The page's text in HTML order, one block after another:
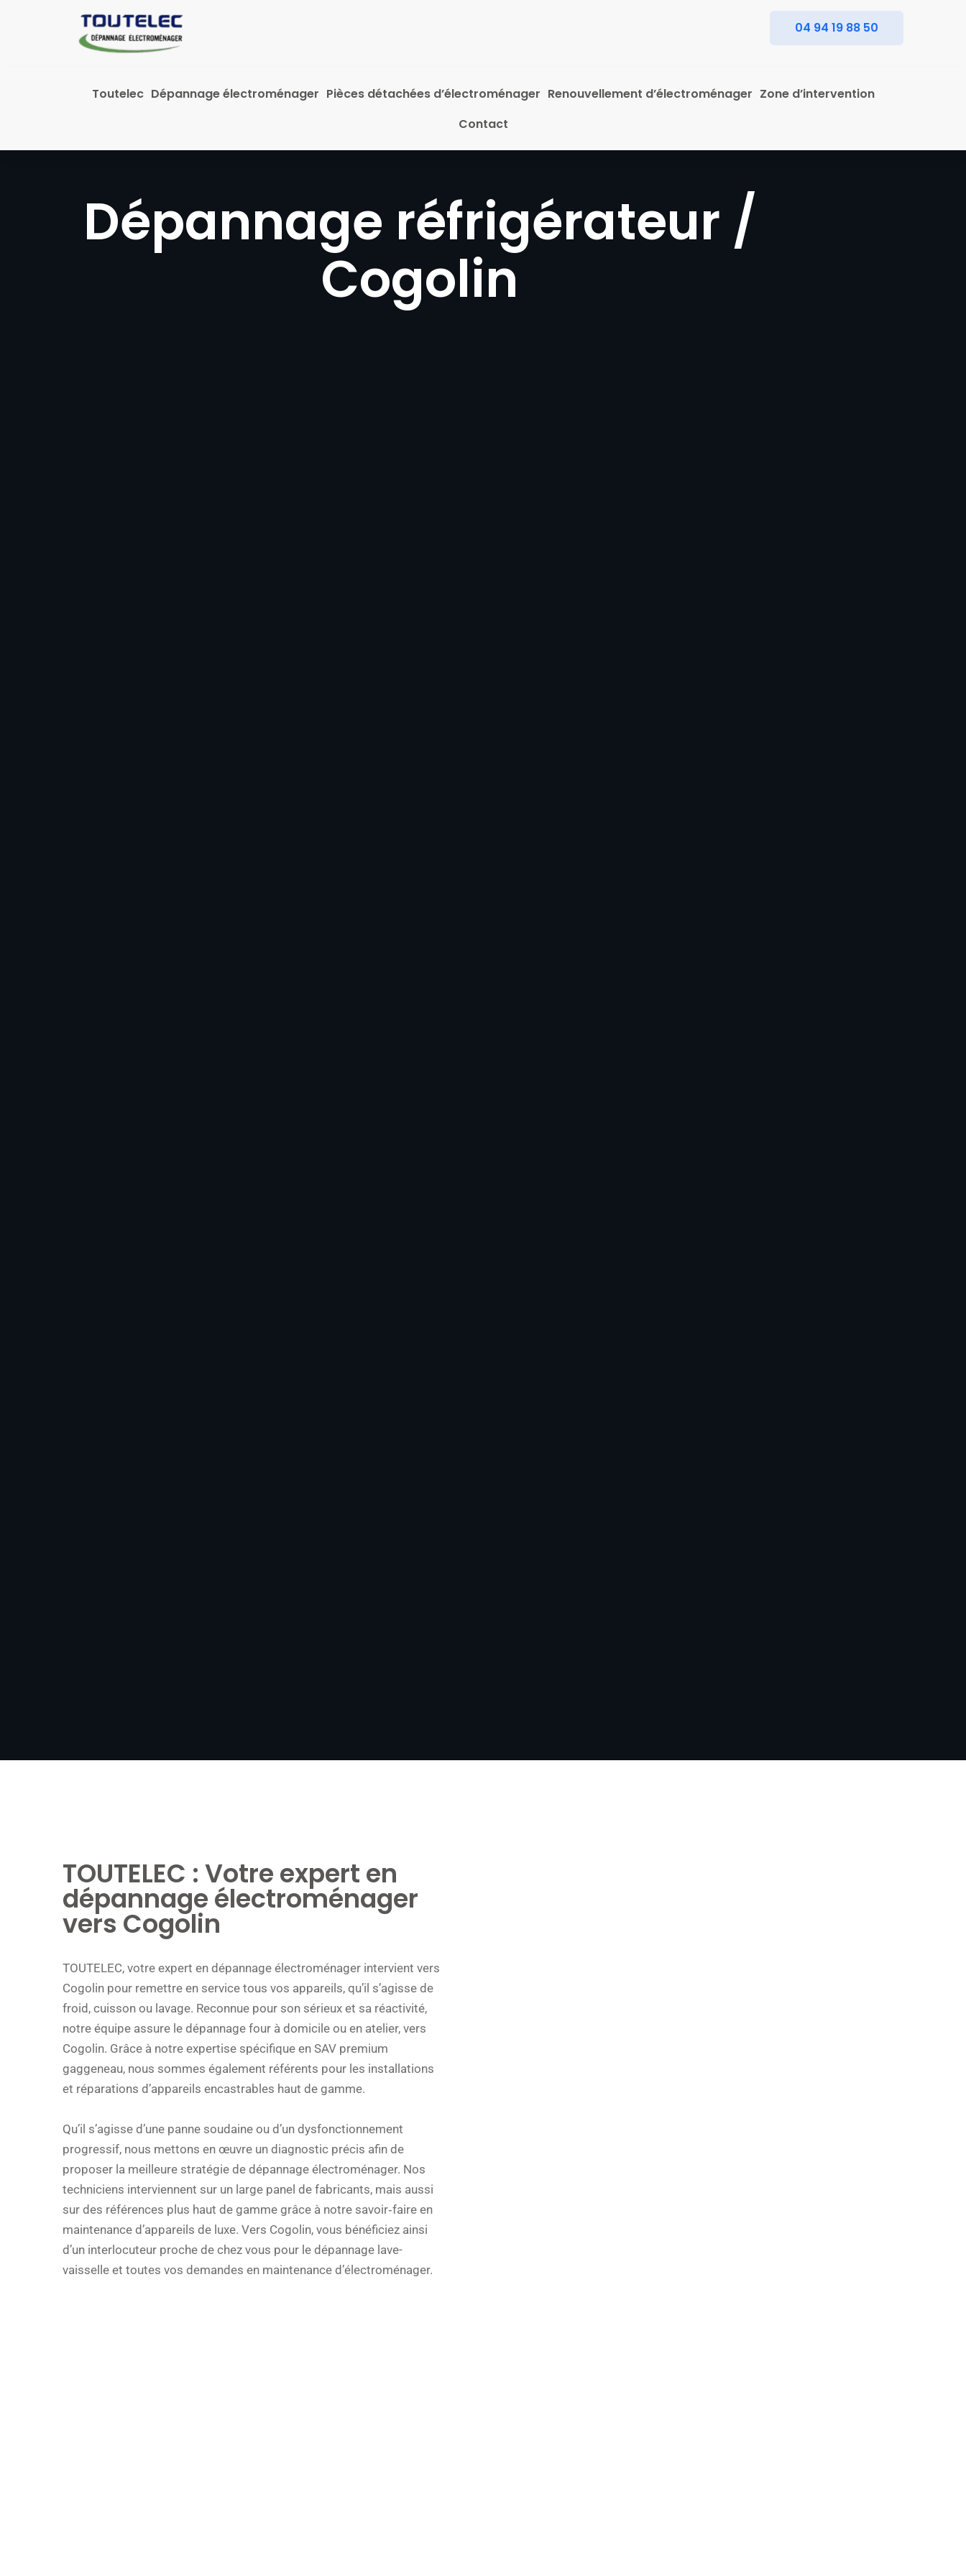
04 94 19 88 50
Toutelec Dépannage électroménager Pièces détachées d’électroménager Renouvellement d’électroménager Zone d’intervention
Contact
Dépannage réfrigérateur /
Cogolin
TOUTELEC : Votre expert en
dépannage électroménager
vers Cogolin
TOUTELEC, votre expert en dépannage électroménager intervient vers
Cogolin pour remettre en service tous vos appareils, qu’il s’agisse de
froid, cuisson ou lavage. Reconnue pour son sérieux et sa réactivité,
notre équipe assure le dépannage four à domicile ou en atelier, vers
Cogolin. Grâce à notre expertise spécifique en SAV premium
gaggeneau, nous sommes également référents pour les installations
et réparations d’appareils encastrables haut de gamme.
Qu’il s’agisse d’une panne soudaine ou d’un dysfonctionnement
progressif, nous mettons en œuvre un diagnostic précis afin de
proposer la meilleure stratégie de dépannage électroménager. Nos
techniciens interviennent sur un large panel de fabricants, mais aussi
sur des références plus haut de gamme grâce à notre savoir‑faire en
maintenance d’appareils de luxe. Vers Cogolin, vous bénéficiez ainsi
d’un interlocuteur proche de chez vous pour le dépannage lave-
vaisselle et toutes vos demandes en maintenance d’électroménager.